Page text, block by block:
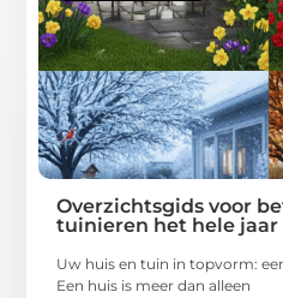
Overzichtsgids voor
tuinieren het hele jaar
Uw huis en tuin in topvorm:
Een huis is meer dan alleen